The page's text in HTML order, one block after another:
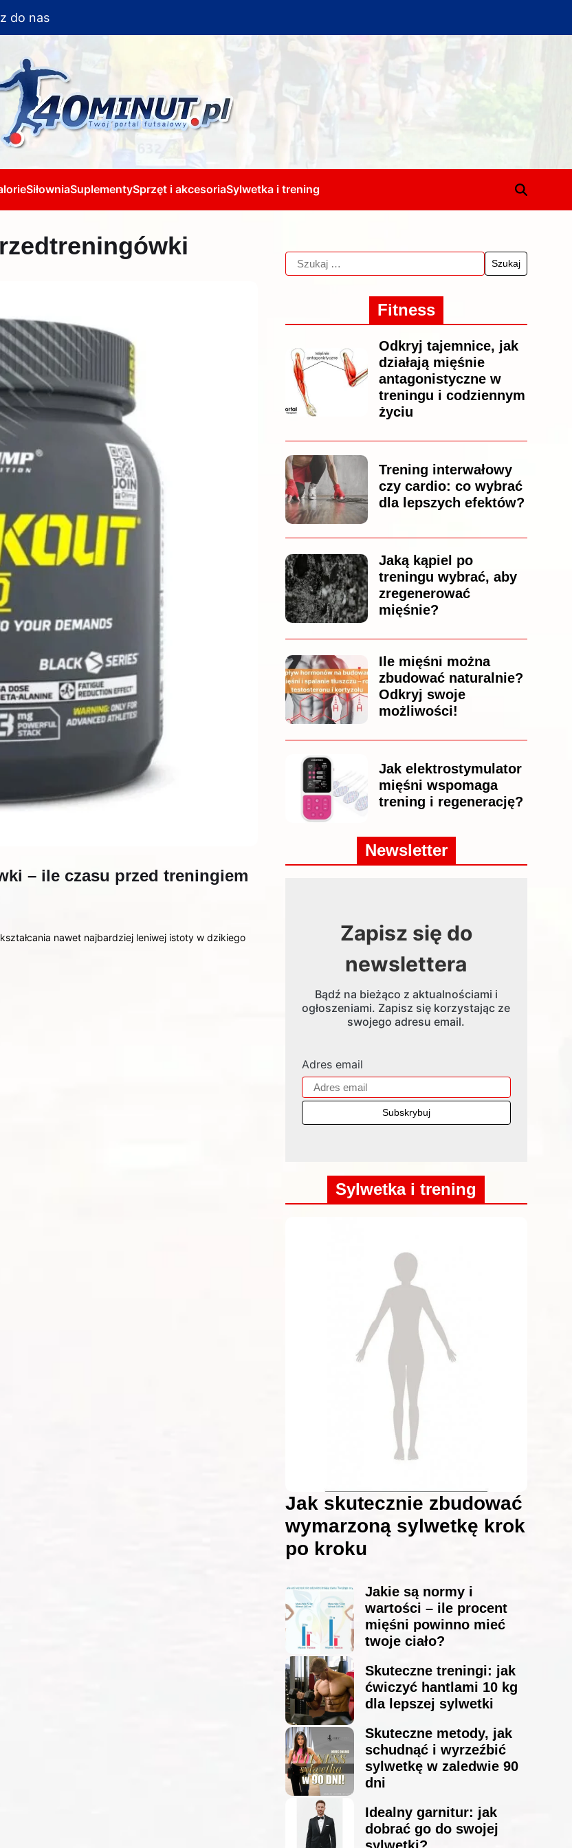
do nas
SiłowniaSuplementySprzęt i akcesoriaSylwetka i trening
– ile czasu przed treningiem
nawet najbardziej leniwej istoty w dzikiego
Fitness
Odkryj tajemnice, jak
działają mięśnie
antagonistyczne w
treningu i codziennym
życiu
Trening interwałowy
czy cardio: co wybrać
dla lepszych efektów?
Jaką kąpiel po
treningu wybrać, aby
zregenerować
mięśnie?
Ile mięśni można
zbudować naturalnie?
Odkryj swoje
możliwości!
Jak elektrostymulator
mięśni wspomaga
trening i regenerację?
Newsletter
Zapisz się do
newslettera
Bądź na bieżąco z aktualnościami i
ogłoszeniami. Zapisz się korzystając ze
swojego adresu email.
Adres email
Sylwetka i trening
Jak skutecznie zbudować
wymarzoną sylwetkę krok
po kroku
Jakie są normy i
wartości – ile procent
mięśni powinno mieć
twoje ciało?
Skuteczne treningi: jak
ćwiczyć hantlami 10 kg
dla lepszej sylwetki
Skuteczne metody, jak
schudnąć i wyrzeźbić
sylwetkę w zaledwie 90
dni
Idealny garnitur: jak
dobrać go do swojej